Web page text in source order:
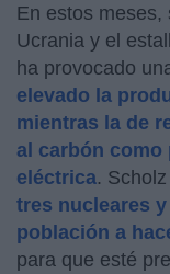
En estos meses,
Ucrania y el
ha provocado
elevado la
mientras la de
al carbón como
eléctrica. Scholz
tres nucleares
población a
para que esté